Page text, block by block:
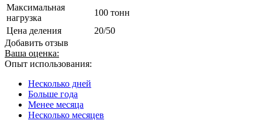
Максимальная
нагрузка
100 тонн
Цена деления
20/50
Добавить отзыв
Ваша оценка:
Опыт использования:
Несколько дней
Больше года
Менее месяца
Несколько месяцев